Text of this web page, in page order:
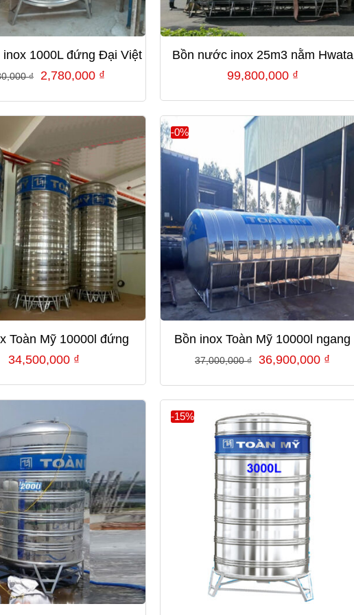
1000L đứng Đại Việt
₫
Giá
là:
2,780,000 ₫
tại
2,780,000 ₫.
Bồn nước inox 25m3 nằm Hwata
99,800,000 ₫
Toàn Mỹ 10000l đứng
34,500,000 ₫
-0%
Bồn inox Toàn Mỹ 10000l ngang
37,000,000₫
Giá
là:
37,000,000 ₫.
36,900,000 ₫
tại
-15%